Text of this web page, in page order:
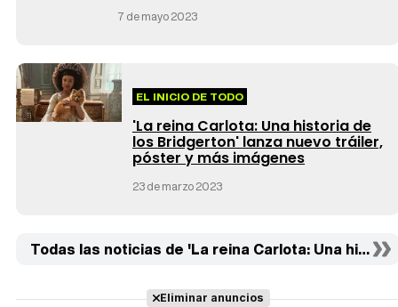
7 de mayo 2023
EL INICIO DE TODO
'La reina Carlota: Una historia de
los Bridgerton' lanza nuevo tráiler,
póster y más imágenes
23 de marzo 2023
Todas las noticias de 'La reina Carlota: Una
Eliminar anuncios